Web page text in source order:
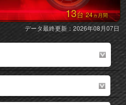
13台24ヵ月間
データ最終更新：2026年08月07日